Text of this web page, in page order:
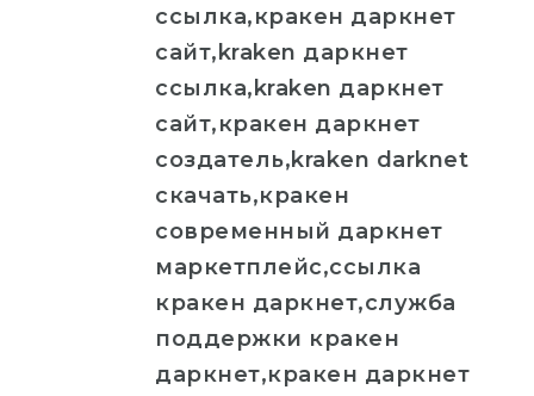
ссылка,кракен даркнет
сайт,kraken даркнет
ссылка,kraken даркнет
сайт,кракен даркнет
создатель,kraken darknet
скачать,кракен
современный даркнет
маркетплейс,ссылка
кракен даркнет,служба
поддержки кракен
даркнет,кракен даркнет